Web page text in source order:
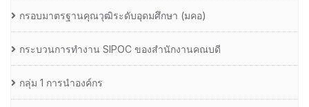
กรอบมาตรฐานคุณวุฒิระดับอุดมศึกษา (มคอ)
กระบวนการทำงาน SIPOC ของสำนักงานคณบดี
กลุ่ม 1 การนำองค์กร